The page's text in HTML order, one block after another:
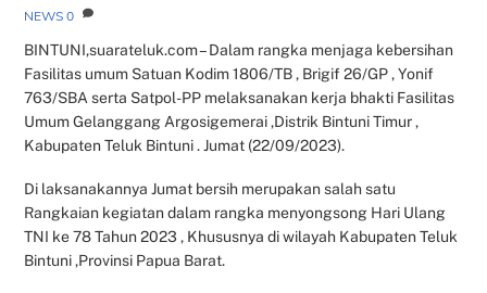
NEWS 0
BINTUNI,suarateluk.com – Dalam rangka menjaga kebersihan
Fasilitas umum Satuan Kodim 1806/TB , Brigif 26/GP , Yonif
763/SBA serta Satpol-PP melaksanakan kerja bhakti Fasilitas
Umum Gelanggang Argosigemerai ,Distrik Bintuni Timur ,
Kabupaten Teluk Bintuni . Jumat (22/09/2023).
Di laksanakannya Jumat bersih merupakan salah satu
Rangkaian kegiatan dalam rangka menyongsong Hari Ulang
TNI ke 78 Tahun 2023 , Khususnya di wilayah Kabupaten Teluk
Bintuni ,Provinsi Papua Barat.